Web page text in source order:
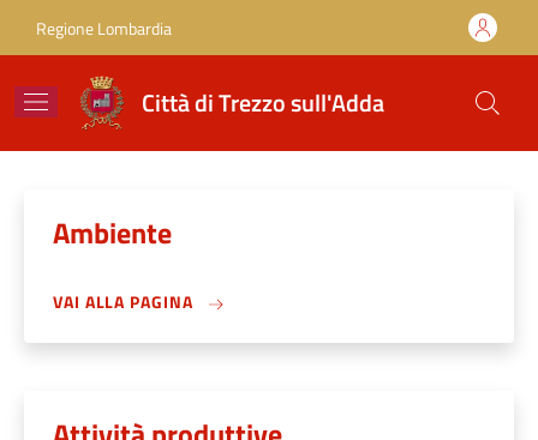
Regione Lombardia
Città di Trezzo sull'Adda
Ambiente
VAI ALLA PAGINA